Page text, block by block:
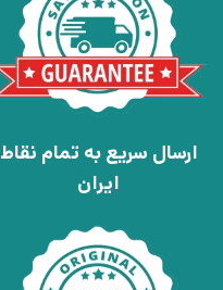
ارسال سریع به تمام نقاط
ایران